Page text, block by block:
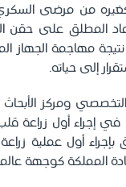
من مرضى
المطلق على
نتيجة مهاجمة الجهاز
إلى حياته.
ومركز الأبحاث
إجراء أول زراعة
بإجراء أول عملية
المملكة كوجهة